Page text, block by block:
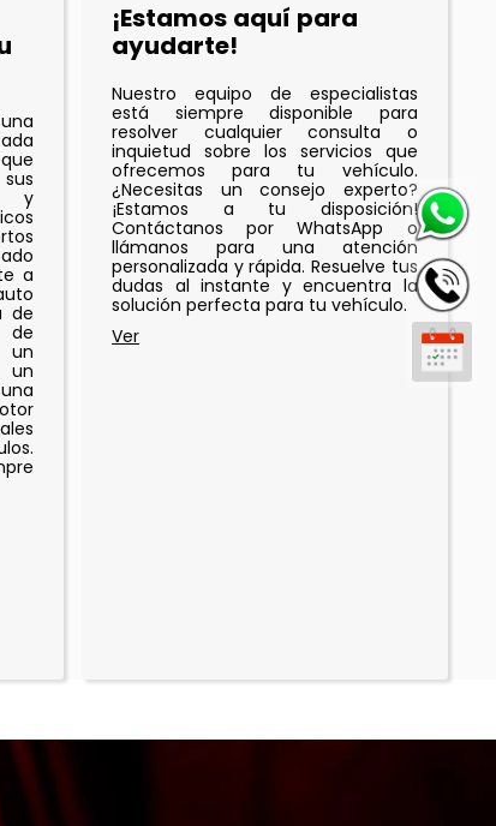
y
a
de
un
¡Estamos aquí para
ayudarte!
Nuestro equipo de especialistas
está siempre disponible para
resolver cualquier consulta o
inquietud sobre los servicios que
ofrecemos para tu vehículo.
¿Necesitas un consejo experto?
¡Estamos a tu disposición!
Contáctanos por WhatsApp o
llámanos para una atención
personalizada y rápida. Resuelve tus
dudas al instante y encuentra la
solución perfecta para tu vehículo.